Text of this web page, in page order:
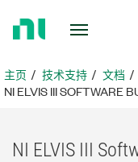
页主页 技术支持 文档
NI ELVIS III SOFTWARE
NI ELVIS III